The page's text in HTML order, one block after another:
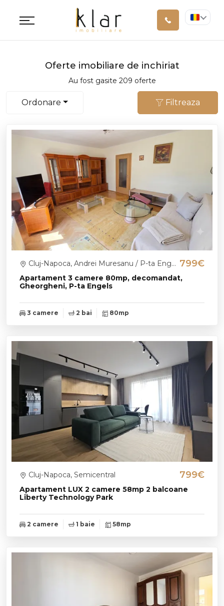
Oferte imobiliare de inchiriat
Au fost gasite 209 oferte
Ordonare Filtreaza
Apartament 3 camere 80mp, decomandat,
Gheorgheni, P-ta Engels
Cluj-Napoca, Andrei Muresanu / P-ta Engels 799€
3 camere 2 bai 80mp
Apartament LUX 2 camere 58mp 2 balcoane
Liberty Technology Park
Cluj-Napoca, Semicentral 799€
2 camere 1 baie 58mp